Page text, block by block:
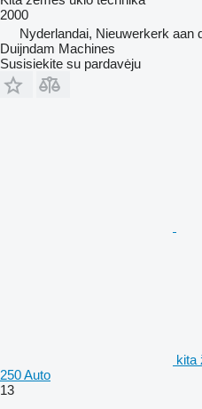
2000
Nyderlandai, Nieuwerkerk aan
Duijndam Machines
Susisiekite su pardavėju
kita
250 Auto
13